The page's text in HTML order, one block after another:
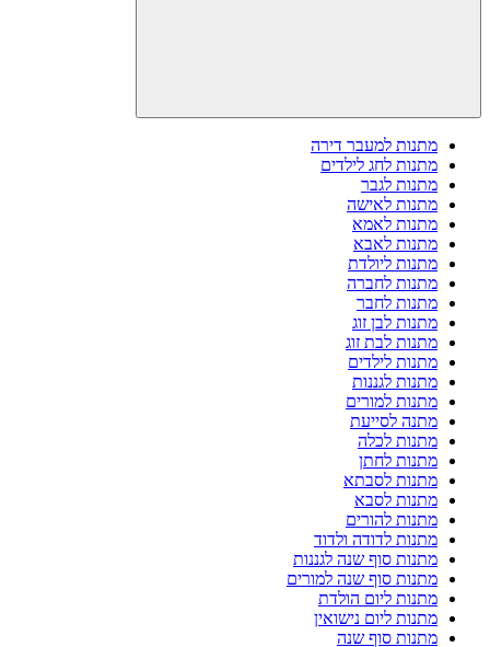
מתנות למעבר דירה
מתנות לחג לילדים
מתנות לגבר
מתנות לאישה
מתנות לאמא
מתנות לאבא
מתנות ליולדת
מתנות לחברה
מתנות לחבר
מתנות לבן זוג
מתנות לבת זוג
מתנות לילדים
מתנות לגננות
מתנות למורים
מתנה לסייעת
מתנות לכלה
מתנות לחתן
מתנות לסבתא
מתנות לסבא
מתנות להורים
מתנות לדודה ולדוד
מתנות סוף שנה לגננות
מתנות סוף שנה למורים
מתנות ליום הולדת
מתנות ליום נישואין
מתנות סוף שנה